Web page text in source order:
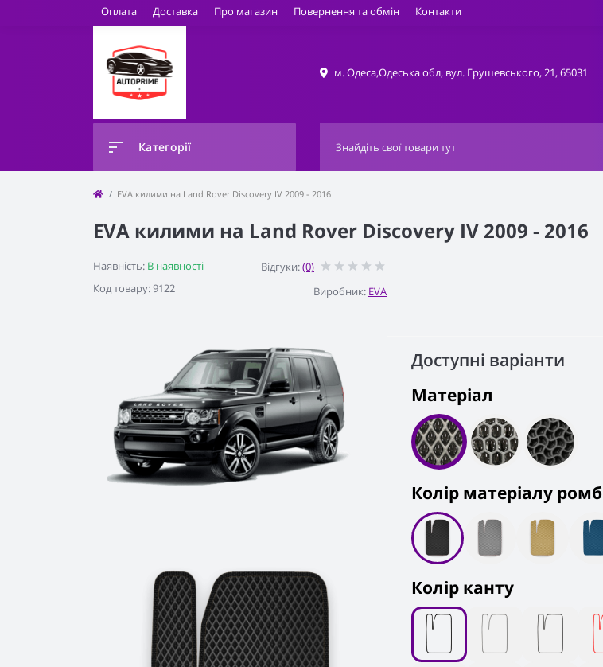
Оплата Доставка Про магазин Повернення та обмін Контакти
м. Одеса,Одеська обл, вул. Грушевського, 21, 65031
Категорії
EVA килими на Land Rover Discovery IV 2009 - 2016
EVA килими на Land Rover Discovery IV 2009 - 2016
Наявність: В наявності
Код товару: 9122
Відгуки:(0)
Виробник: EVA
Доступні варіанти
Матеріал
Колiр матеріалу ромб
Колір канту